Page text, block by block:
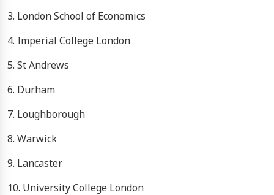
3. London School of Economics
4. Imperial College London
5. St Andrews
6. Durham
7. Loughborough
8. Warwick
9. Lancaster
10. University College London